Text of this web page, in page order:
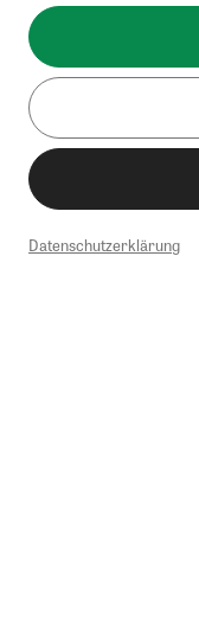
Datenschutzerklärung